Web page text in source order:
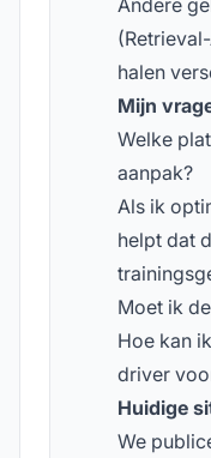
Andere
halen
Mijn
Welke
aanpak?
Als ik
helpt dat
Moet ik
Hoe kan
driver
Huidige
We